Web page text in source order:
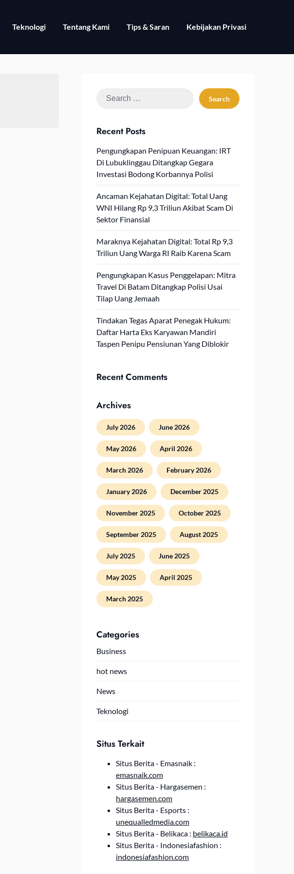
Teknologi Tentang Kami Tips & Saran Kebijakan Privasi
Search
Recent Posts
Pengungkapan Penipuan Keuangan: IRT
Di Lubuklinggau Ditangkap Gegara
Investasi Bodong Korbannya Polisi
Ancaman Kejahatan Digital: Total Uang
WNI Hilang Rp 9,3 Triliun Akibat Scam Di
Sektor Finansial
Maraknya Kejahatan Digital: Total Rp 9,3
Triliun Uang Warga RI Raib Karena Scam
Pengungkapan Kasus Penggelapan: Mitra
Travel Di Batam Ditangkap Polisi Usai
Tilap Uang Jemaah
Tindakan Tegas Aparat Penegak Hukum:
Daftar Harta Eks Karyawan Mandiri
Taspen Penipu Pensiunan Yang Diblokir
Recent Comments
Archives
July 2026 June 2026
May 2026 April 2026
March 2026 February 2026
January 2026 December 2025
November 2025 October 2025
September 2025 August 2025
July 2025 June 2025
May 2025 April 2025
March 2025
Categories
Business
hot news
News
Teknologi
Situs Terkait
Situs Berita - Emasnaik :
emasnaik.com
Situs Berita - Hargasemen :
hargasemen.com
Situs Berita - Esports :
unequalledmedia.com
Situs Berita - Belikaca : belikaca.id
Situs Berita - Indonesiafashion :
indonesiafashion.com